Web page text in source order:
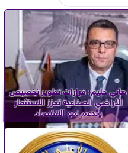
هاني حليم: قرارات تطوير تخصيص
الأراضي الصناعية تعزز الاستثمار
وتدعم نمو الاقتصاد